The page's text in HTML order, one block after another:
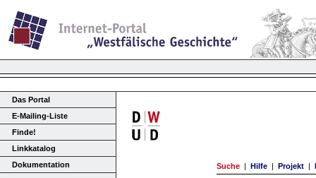
Das Portal
E-Mailing-Liste
Finde!
Linkkatalog
Dokumentation
Suche | Hilfe | Projekt |